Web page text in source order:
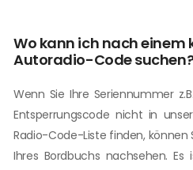
Wo kann ich nach einem
Autoradio-Code
Wenn Sie Ihre Seriennummer
Entsperrungscode nicht in
Radio-Code-Liste finden,
Ihres Bordbuchs nachsehen.